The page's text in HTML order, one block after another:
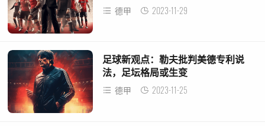
德甲 2023-11-29
足球新观点：勒夫批判美德专利说
法，足坛格局或生变
德甲 2023-11-25